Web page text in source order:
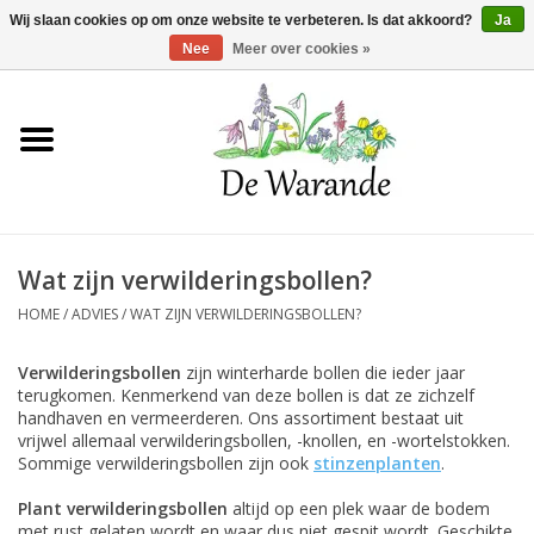
Winkelwagen >0 Artikelen - €0,00
Home
Voorjaarsbloeiers
Herfstbloeiers
Wat zijn verwilderingsbollen?
HOME/ADVIES/WAT ZIJN VERWILDERINGSBOLLEN?
Verwilderingsbollen zijn winterharde bollen die ieder jaar
terugkomen. Kenmerkend van deze bollen is dat ze zichzelf
handhaven en vermeerderen. Ons assortiment bestaat uit
vrijwel allemaal verwilderingsbollen, -knollen, en -wortelstokken.
Sommige verwilderingsbollen zijn ook stinzenplanten.
Plant verwilderingsbollen altijd op een plek waar de bodem
Wij slaan cookies op om onze website te verbeteren. Is dat akkoord?
Ja
Nee
Meer over cookies »